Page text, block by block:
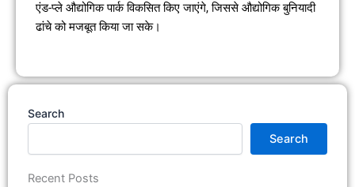
एंड-प्ले औद्योगिक पार्क विकसित किए जाएंगे, जिससे औद्योगिक बुनियादी
ढांचे को मजबूत किया जा सके।
Search
Search
Recent Posts